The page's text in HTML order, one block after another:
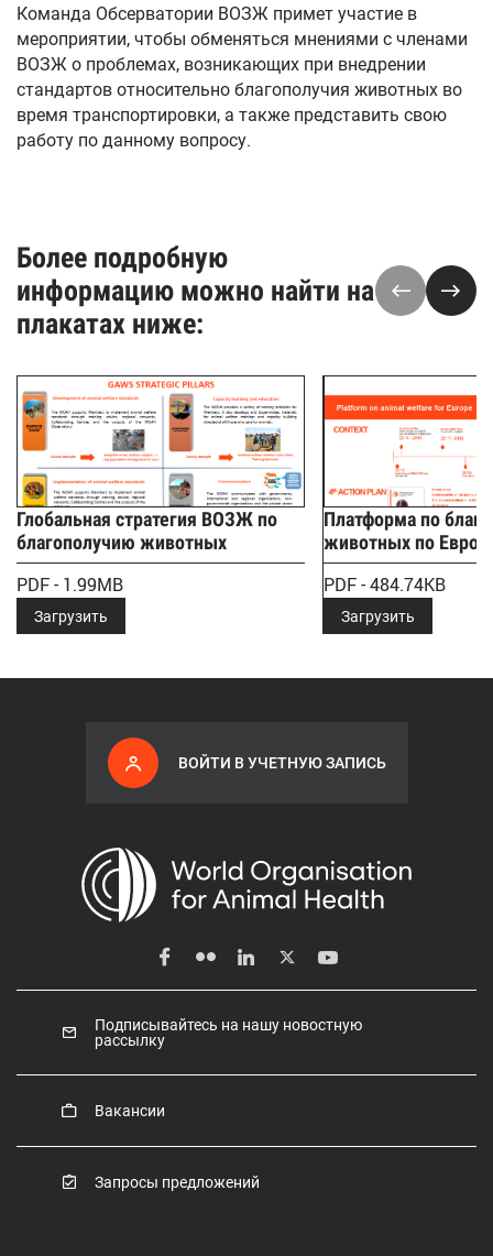
Команда Обсерватории ВОЗЖ примет участие в
мероприятии, чтобы обменяться мнениями с членами
ВОЗЖ о проблемах, возникающих при внедрении
стандартов относительно благополучия животных во
время транспортировки, а также представить свою
работу по данному вопросу.
Более подробную
информацию можно найти на
плакатах ниже:
Глобальная стратегия ВОЗЖ по
благополучию животных
PDF - 1.99MB
Загрузить
Платформа по
животных по
PDF - 484.74KB
Загрузить
ВОЙТИ В УЧЕТНУЮ ЗАПИСЬ
Подписывайтесь на нашу новостную
рассылку
Вакансии
Запросы предложений